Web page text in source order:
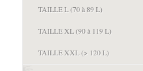
TAILLE L (70 à 89 L)
TAILLE XL (90 à 119 L)
TAILLE XXL (> 120 L)